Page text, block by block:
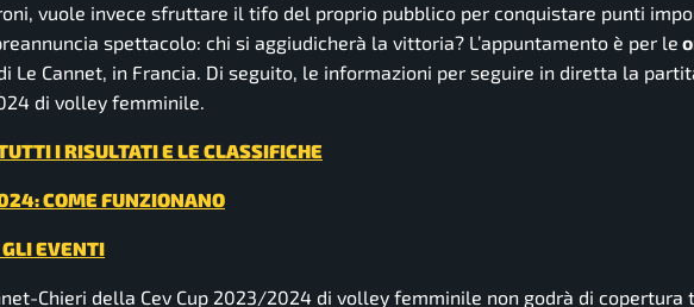
vuole invece sfruttare il tifo del proprio pubblico per conquistare punti
spettacolo: chi si aggiudicherà la vittoria? L’appuntamento è per le
Le Cannet, in Francia. Di seguito, le informazioni per seguire in diretta la
di volley femminile.
I RISULTATI E LE CLASSIFICHE
COME FUNZIONANO
EVENTI
Chieri della Cev Cup 2023/2024 di volley femminile non godrà di copertura